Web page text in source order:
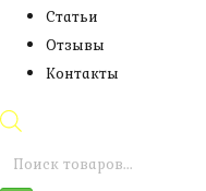
Статьи
Отзывы
Контакты